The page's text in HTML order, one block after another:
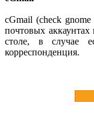
cGmail (check
почтовых
столе, в случае
корреспонденция.